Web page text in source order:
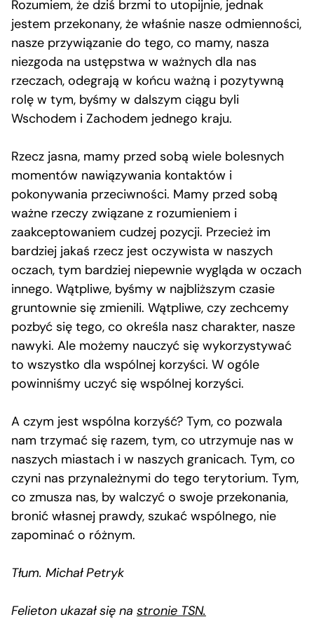
Rozumiem, że dziś brzmi to utopijnie, jednak
jestem przekonany, że właśnie nasze odmienności,
nasze przywiązanie do tego, co mamy, nasza
niezgoda na ustępstwa w ważnych dla nas
rzeczach, odegrają w końcu ważną i pozytywną
rolę w tym, byśmy w dalszym ciągu byli
Wschodem i Zachodem jednego kraju.
Rzecz jasna, mamy przed sobą wiele bolesnych
momentów nawiązywania kontaktów i
pokonywania przeciwności. Mamy przed sobą
ważne rzeczy związane z rozumieniem i
zaakceptowaniem cudzej pozycji. Przecież im
bardziej jakaś rzecz jest oczywista w naszych
oczach, tym bardziej niepewnie wygląda w oczach
innego. Wątpliwe, byśmy w najbliższym czasie
gruntownie się zmienili. Wątpliwe, czy zechcemy
pozbyć się tego, co określa nasz charakter, nasze
nawyki. Ale możemy nauczyć się wykorzystywać
to wszystko dla wspólnej korzyści. W ogóle
powinniśmy uczyć się wspólnej korzyści.
A czym jest wspólna korzyść? Tym, co pozwala
nam trzymać się razem, tym, co utrzymuje nas w
naszych miastach i w naszych granicach. Tym, co
czyni nas przynależnymi do tego terytorium. Tym,
co zmusza nas, by walczyć o swoje przekonania,
bronić własnej prawdy, szukać wspólnego, nie
zapominać o różnym.
Tłum. Michał Petryk
Felieton ukazał się na stronie TSN.